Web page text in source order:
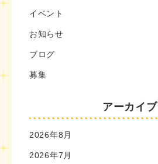
イベント
お知らせ
ブログ
募集
アーカイブ
2026年8月
2026年7月